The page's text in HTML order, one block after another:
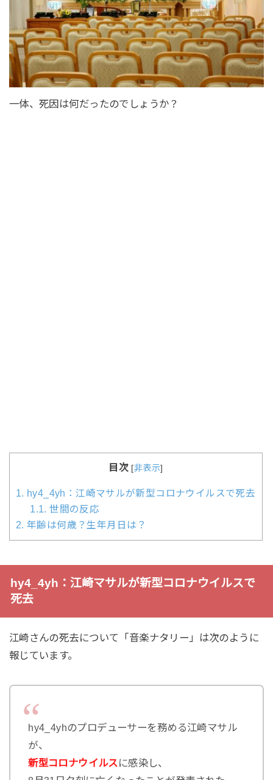
一体、死因は何だったのでしょうか？
目次 [非表示]
1. hy4_4yh：江崎マサルが新型コロナウイルスで死去
1.1. 世間の反応
2. 年齢は何歳？生年月日は？
hy4_4yh：江崎マサルが新型コロナウイルスで
死去
江崎さんの死去について「音楽ナタリー」は次のように
報じています。
hy4_4yhのプロデューサーを務める江崎マサル
が、
新型コロナウイルス に感染し、